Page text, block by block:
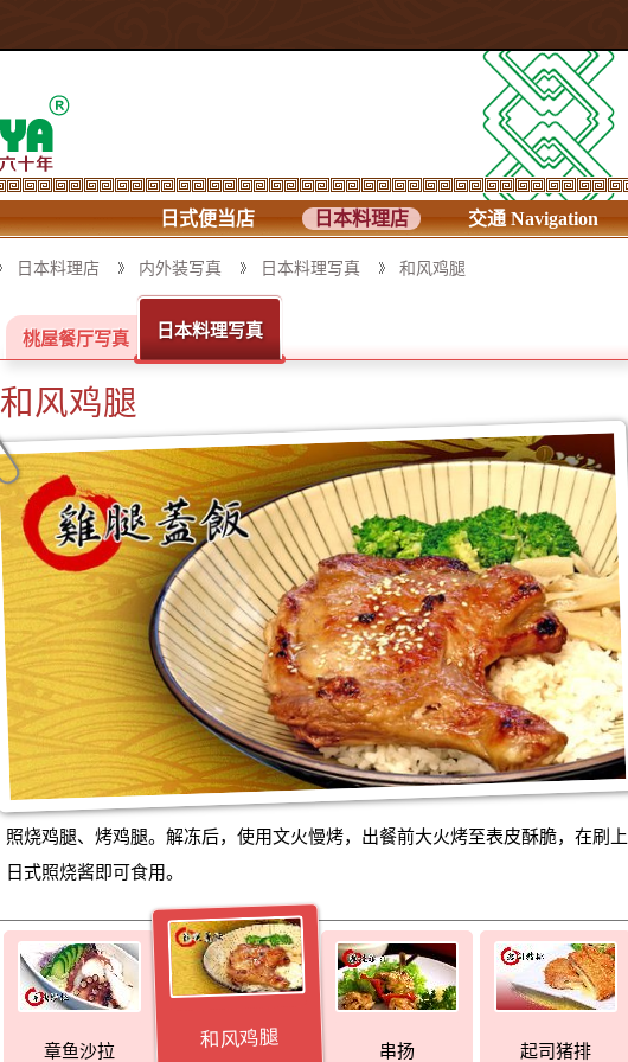
日式便当店 日本料理店 交通 Navigation
日本料理店 内外装写真 日本料理写真 和风鸡腿
桃屋餐厅写真 日本料理写真
和风鸡腿
照烧鸡腿、烤鸡腿。解冻后，使用文火慢烤，出餐前大火烤至表皮酥脆，在刷上
日式照烧酱即可食用。
章鱼沙拉
和风鸡腿
串扬 起司猪排